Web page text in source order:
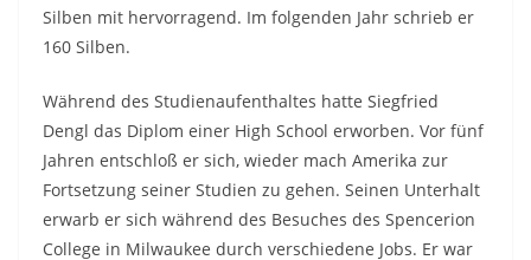
Silben mit hervorragend. Im folgenden Jahr schrieb er
160 Silben.
Während des Studienaufenthaltes hatte Siegfried
Dengl das Diplom einer High School erworben. Vor fünf
Jahren entschloß er sich, wieder mach Amerika zur
Fortsetzung seiner Studien zu gehen. Seinen Unterhalt
erwarb er sich während des Besuches des Spencerion
College in Milwaukee durch verschiedene Jobs. Er war